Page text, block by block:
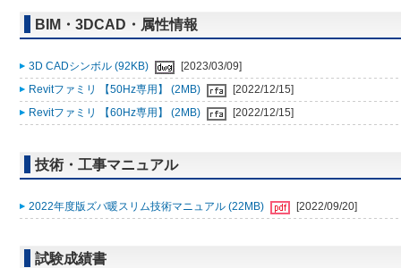
BIM・3DCAD・属性情報
3D CADシンボル (92KB)
[2023/03/09]
Revitファミリ 【50Hz専用】 (2MB)
[2022/12/15]
Revitファミリ 【60Hz専用】 (2MB)
[2022/12/15]
技術・工事マニュアル
2022年度版ズバ暖スリム技術マニュアル (22MB) [2022/09/20]
試験成績書